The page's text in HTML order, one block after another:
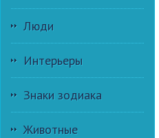
Люди
Интерьеры
Знаки зодиака
Животные